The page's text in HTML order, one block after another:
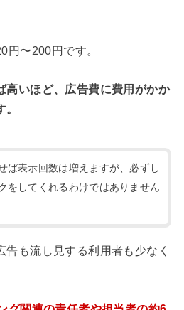
円〜200円です。
高いほど、広告費に費用がかか
ば表示回数は増えますが、必ずし
をしてくれるわけではありません
も流し見する利用者も少なく